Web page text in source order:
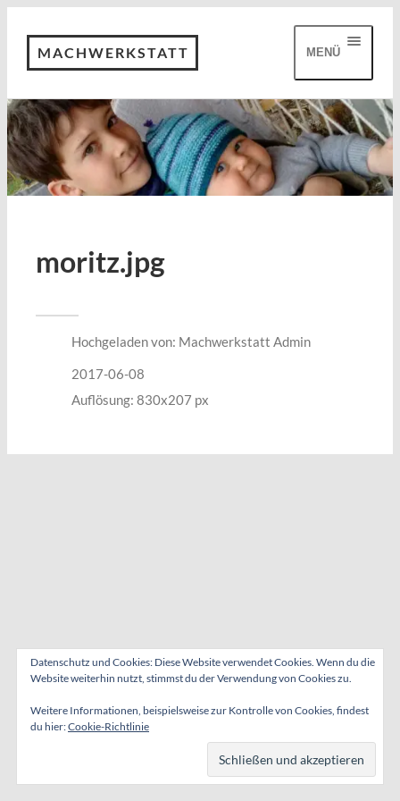
MACHWERKSTATT MENÜ
moritz.jpg
Hochgeladen von: Machwerkstatt Admin
2017-06-08
Auflösung: 830x207 px
Datenschutz und Cookies: Diese Website verwendet Cookies. Wenn du die
Website weiterhin nutzt, stimmst du der Verwendung von Cookies zu.
Weitere Informationen, beispielsweise zur Kontrolle von Cookies, findest
du hier:Cookie-Richtlinie